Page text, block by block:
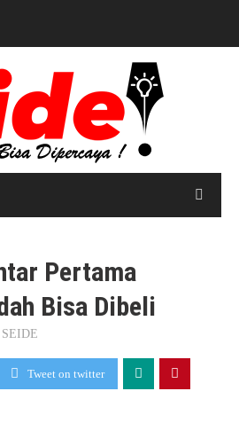
Pertama
Bisa Dibeli
Tweet on twitter